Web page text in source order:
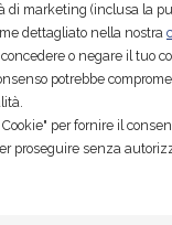
| Riferimento
ortopedici»Arto
Airmesh con
di marketing (inclusa la
dettagliato nella nostra
o negare il tuo
potrebbe
per fornire il
proseguire senza